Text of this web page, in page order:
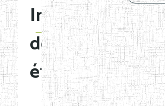
Immatriculation
des
établissements